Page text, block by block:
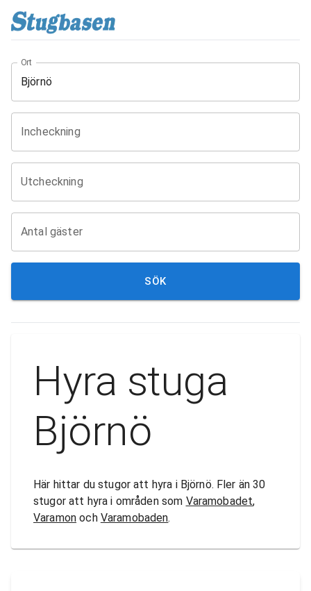
Ort
Incheckning
Utcheckning
Antal gäster
SÖK
Hyra stuga
Björnö
Här hittar du stugor att hyra i Björnö. Fler än 30
stugor att hyra i områden som Varamobadet,
Varamon och Varamobaden.